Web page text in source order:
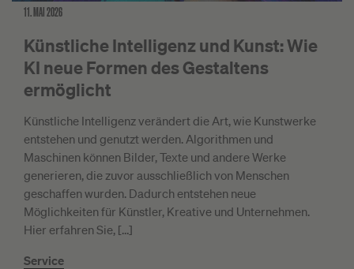
11. MAI 2026
Künstliche Intelligenz und Kunst: Wie
KI neue Formen des Gestaltens
ermöglicht
Künstliche Intelligenz verändert die Art, wie Kunstwerke
entstehen und genutzt werden. Algorithmen und
Maschinen können Bilder, Texte und andere Werke
generieren, die zuvor ausschließlich von Menschen
geschaffen wurden. Dadurch entstehen neue
Möglichkeiten für Künstler, Kreative und Unternehmen.
Hier erfahren Sie, […]
Service